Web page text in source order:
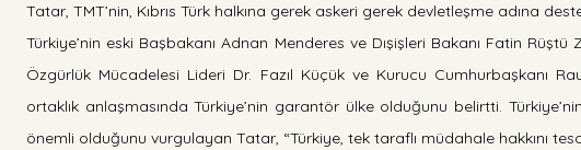
Tatar, TMT’nin, Kıbrıs Türk halkına gerek askeri gerek devletleşme adına
Türkiye’nin eski Başbakanı Adnan Menderes ve Dışişleri Bakanı Fatin Rüştü
Özgürlük Mücadelesi Lideri Dr. Fazıl Küçük ve Kurucu Cumhurbaşkanı
ortaklık anlaşmasında Türkiye’nin garantör ülke olduğunu belirtti.
önemli olduğunu vurgulayan Tatar, “Türkiye, tek taraflı müdahale hakkını